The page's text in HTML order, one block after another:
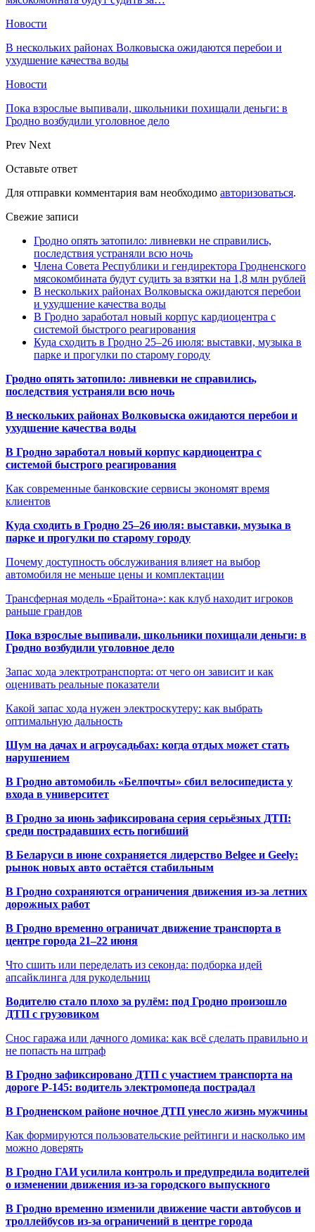
Новости
В нескольких районах Волковыска ожидаются перебои и
ухудшение качества воды
Новости
Пока взрослые выпивали, школьники похищали деньги: в
Гродно возбудили уголовное дело
Prev Next
Оставьте ответ
Для отправки комментария вам необходимо авторизоваться.
Свежие записи
Гродно опять затопило: ливневки не справились,
последствия устраняли всю ночь
Члена Совета Республики и гендиректора Гродненского
мясокомбината будут судить за взятки на 1,8 млн рублей
В нескольких районах Волковыска ожидаются перебои
и ухудшение качества воды
В Гродно заработал новый корпус кардиоцентра с
системой быстрого реагирования
Куда сходить в Гродно 25–26 июля: выставки, музыка в
парке и прогулки по старому городу
Гродно опять затопило: ливневки не справились,
последствия устраняли всю ночь
В нескольких районах Волковыска ожидаются перебои и
ухудшение качества воды
В Гродно заработал новый корпус кардиоцентра с
системой быстрого реагирования
Как современные банковские сервисы экономят время
клиентов
Куда сходить в Гродно 25–26 июля: выставки, музыка в
парке и прогулки по старому городу
Почему доступность обслуживания влияет на выбор
автомобиля не меньше цены и комплектации
Трансферная модель «Брайтона»: как клуб находит игроков
раньше грандов
Пока взрослые выпивали, школьники похищали деньги: в
Гродно возбудили уголовное дело
Запас хода электротранспорта: от чего он зависит и как
оценивать реальные показатели
Какой запас хода нужен электроскутеру: как выбрать
оптимальную дальность
Шум на дачах и агроусадьбах: когда отдых может стать
нарушением
В Гродно автомобиль «Белпочты» сбил велосипедиста у
входа в университет
В Гродно за июнь зафиксирована серия серьёзных ДТП:
среди пострадавших есть погибший
В Беларуси в июне сохраняется лидерство Belgee и Geely:
рынок новых авто остаётся стабильным
В Гродно сохраняются ограничения движения из-за летних
дорожных работ
В Гродно временно ограничат движение транспорта в
центре города 21–22 июня
Что сшить или переделать из секонда: подборка идей
апсайклинга для рукодельниц
Водителю стало плохо за рулём: под Гродно произошло
ДТП с грузовиком
Снос гаража или дачного домика: как всё сделать правильно и
не попасть на штраф
В Гродно зафиксировано ДТП с участием транспорта на
дороге Р-145: водитель электромопеда пострадал
В Гродненском районе ночное ДТП унесло жизнь мужчины
Как формируются пользовательские рейтинги и насколько им
можно доверять
В Гродно ГАИ усилила контроль и предупредила водителей
о изменении движения из-за городского выпускного
В Гродно временно изменили движение части автобусов и
троллейбусов из-за ограничений в центре города